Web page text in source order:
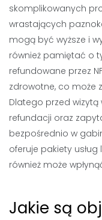
skomplikowanych
wrastających
mogą być wyższe i
również pamiętać o
refundowane przez
zdrowotne, co może
Dlatego przed
refundacji oraz
bezpośrednio w
oferuje pakiety
również może
Jakie są